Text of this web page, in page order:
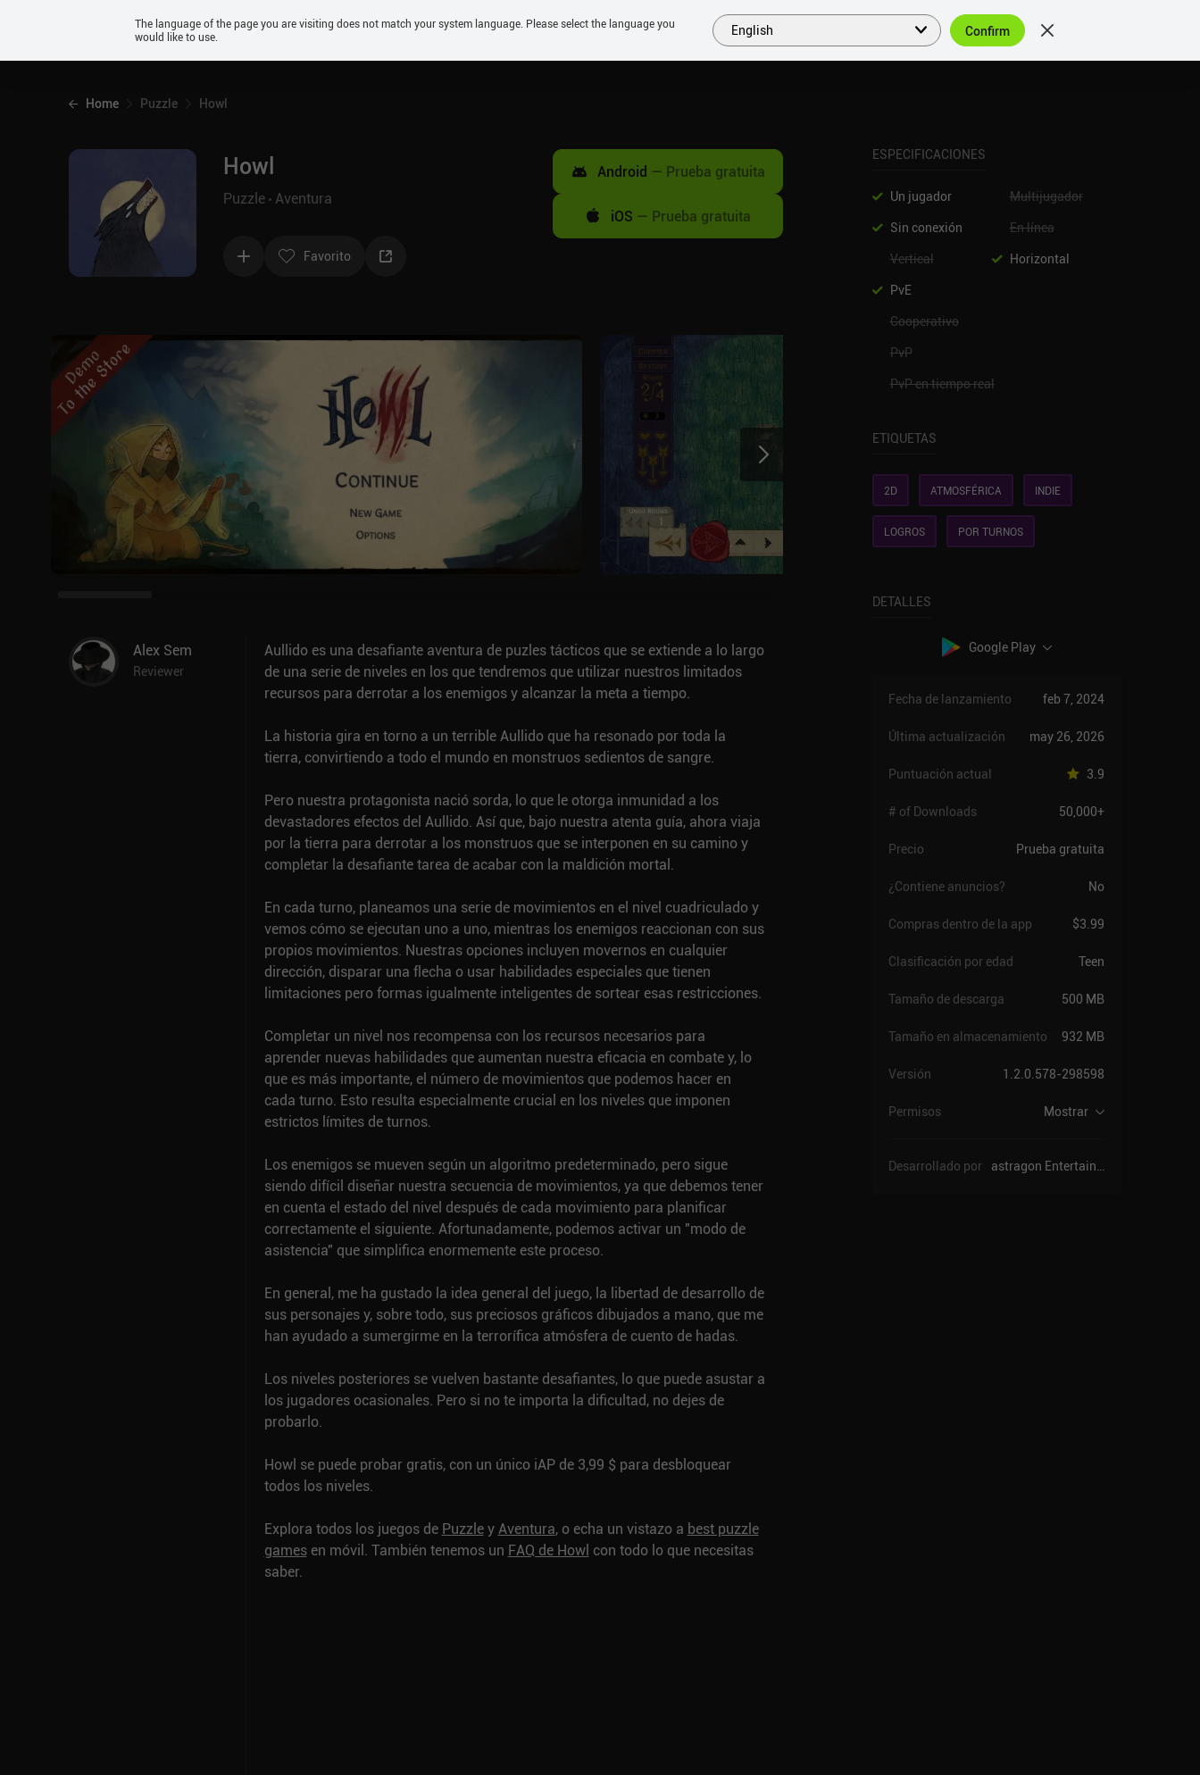
Android
PRÓXIMOS SIMILARES COLECCIONES TOP ES
Home Puzzle Howl
Howl
Puzzle Aventura
Favorito
Android — Prueba gratuita
iOS — Prueba gratuita
Alex Sem
Reviewer
Aullido es una desafiante aventura de puzles tácticos que se extiende a lo largo
de una serie de niveles en los que tendremos que utilizar nuestros limitados
recursos para derrotar a los enemigos y alcanzar la meta a tiempo.
La historia gira en torno a un terrible Aullido que ha resonado por toda la
tierra, convirtiendo a todo el mundo en monstruos sedientos de sangre.
Pero nuestra protagonista nació sorda, lo que le otorga inmunidad a los
devastadores efectos del Aullido. Así que, bajo nuestra atenta guía, ahora viaja
por la tierra para derrotar a los monstruos que se interponen en su camino y
completar la desafiante tarea de acabar con la maldición mortal.
En cada turno, planeamos una serie de movimientos en el nivel cuadriculado y
vemos cómo se ejecutan uno a uno, mientras los enemigos reaccionan con sus
propios movimientos. Nuestras opciones incluyen movernos en cualquier
dirección, disparar una flecha o usar habilidades especiales que tienen
limitaciones pero formas igualmente inteligentes de sortear esas restricciones.
Completar un nivel nos recompensa con los recursos necesarios para
aprender nuevas habilidades que aumentan nuestra eficacia en combate y, lo
que es más importante, el número de movimientos que podemos hacer en
cada turno. Esto resulta especialmente crucial en los niveles que imponen
estrictos límites de turnos.
Los enemigos se mueven según un algoritmo predeterminado, pero sigue
siendo difícil diseñar nuestra secuencia de movimientos, ya que debemos tener
en cuenta el estado del nivel después de cada movimiento para planificar
correctamente el siguiente. Afortunadamente, podemos activar un "modo de
asistencia" que simplifica enormemente este proceso.
En general, me ha gustado la idea general del juego, la libertad de desarrollo de
sus personajes y, sobre todo, sus preciosos gráficos dibujados a mano, que me
han ayudado a sumergirme en la terrorífica atmósfera de cuento de hadas.
Los niveles posteriores se vuelven bastante desafiantes, lo que puede asustar a
los jugadores ocasionales. Pero si no te importa la dificultad, no dejes de
probarlo.
Howl se puede probar gratis, con un único iAP de 3,99 $ para desbloquear
todos los niveles.
Explora todos los juegos de PuzzleyAventura, o echa un vistazo a best puzzle
gamesen móvil. También tenemos un FAQ de Howl con todo lo que necesitas
saber.
ESPECIFICACIONES
Un jugador
Multijugador
Sin conexión
En línea
Vertical
Horizontal
PvE
Cooperativo
PvP
PvP en tiempo real
ETIQUETAS
2D ATMOSFÉRICA INDIE
LOGROS POR TURNOS
DETALLES
Google Play
Fecha de lanzamiento feb 7, 2024
Última actualización may 26, 2026
Puntuación actual 3.9
# of Downloads 50,000+
Precio Prueba gratuita
¿Contiene anuncios? No
Compras dentro de la app $3.99
Clasificación por edad Teen
Tamaño de descarga 500 MB
Tamaño en almacenamiento 932 MB
Versión 1.2.0.578-298598
Permisos Mostrar
Desarrollado por astragon Entertainment GmbH
The language of the page you are visiting does not match your system language. Please select the language you
would like to use.
English Confirm